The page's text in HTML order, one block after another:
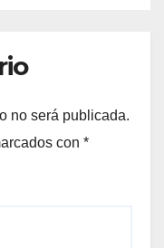
no será publicada.
con *